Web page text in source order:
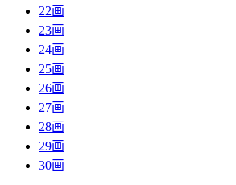
22画
23画
24画
25画
26画
27画
28画
29画
30画